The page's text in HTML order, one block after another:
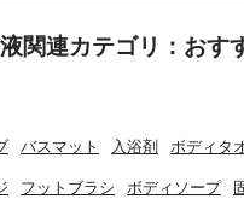
関連カテゴリ：おす
バスマット 入浴剤 ボディタ
フットブラシ ボディソープ